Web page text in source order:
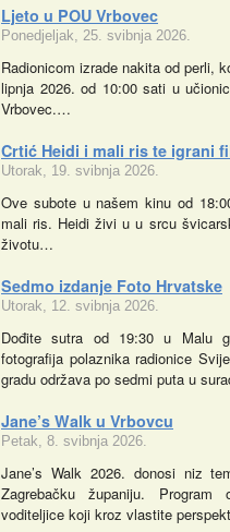
Ljeto u POU Vrbovec
Ponedjeljak, 25. svibnja 2026.
Radionicom izrade nakita od perli,
lipnja 2026. od 10:00 sati u
Vrbovec.…
Crtić Heidi i mali ris te igrani
Utorak, 19. svibnja 2026.
Ove subote u našem kinu od
mali ris. Heidi živi u u srcu
životu…
Sedmo izdanje Foto Hrvatske
Utorak, 12. svibnja 2026.
Dođite sutra od 19:30 u Malu
fotografija polaznika radionice
gradu održava po sedmi puta u
Jane’s Walk u Vrbovcu
Petak, 8. svibnja 2026.
Jane’s Walk 2026. donosi niz
Zagrebačku županiju.
voditeljice koji kroz vlastite